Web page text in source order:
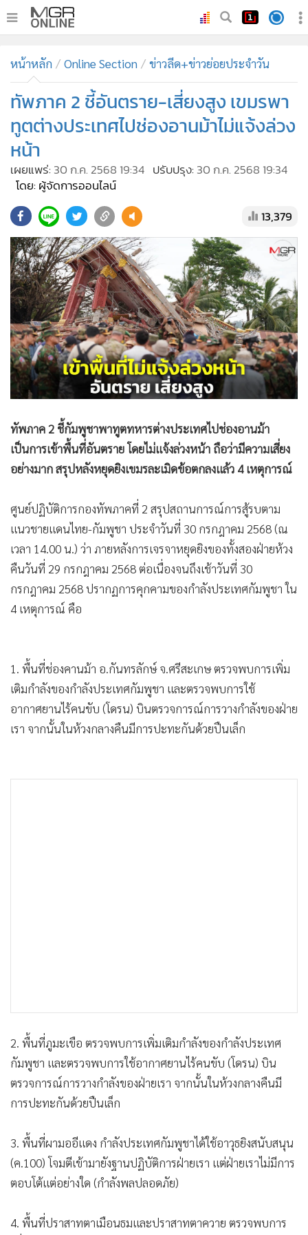
ทันเหตุการณ์
• ภาคใต้
ภูมิภาค
• Online Section
• บันเทิง
ผู้จัดการรายวัน
• ละคร
• CbizReview
• Cyber BIZ
• ผู้จัดกวน
Good health & Well-being
• Green Innovation & SD
• Management & HR
• MGR Live
Infographic
• ท่องเที่ยว
• กีฬา
ต่างประเทศ
Special Scoop
•
เศรษฐกิจ-ธุรกิจ
• จีน
• ชุมชน-คุณภาพชีวิต
• อาชญากรรม
• Motoring
• SMEs
• หุ้น
• อินโดจีน
• กองทุนรวม
• Factcheck
หน้าหลัก Online Section ข่าวลีด+ข่าวย่อยประจำวัน
ทัพภาค 2 ชี้อันตราย-เสี่ยงสูง เขมรพา
ทูตต่างประเทศไปช่องอานม้าไม่แจ้งล่วง
หน้า
เผยแพร่: 30 ก.ค. 2568 19:34 ปรับปรุง: 30 ก.ค. 2568 19:34
โดย: ผู้จัดการออนไลน์
13,379
ทัพภาค 2 ชี้กัมพูชาพาทูตทหารต่างประเทศไปช่องอานม้า
เป็นการเข้าพื้นที่อันตราย โดยไม่แจ้งล่วงหน้า ถือว่ามีความเสี่ยง
อย่างมาก สรุปหลังหยุดยิงเขมรละเมิดข้อตกลงแล้ว 4 เหตุการณ์
ศูนย์ปฏิบัติการกองทัพภาคที่ 2 สรุปสถานการณ์การสู้รบตาม
แนวชายแดนไทย-กัมพูชา ประจำวันที่ 30 กรกฎาคม 2568 (ณ
เวลา 14.00 น.) ว่า ภายหลังการเจรจาหยุดยิงของทั้งสองฝ่ายห้วง
คืนวันที่ 29 กรกฎาคม 2568 ต่อเนื่องจนถึงเช้าวันที่ 30
กรกฎาคม 2568 ปรากฏการคุกคามของกำลังประเทศกัมพูชา ใน
4 เหตุการณ์ คือ
1. พื้นที่ช่องคานม้า อ.กันทรลักษ์ จ.ศรีสะเกษ ตรวจพบการเพิ่ม
เติมกำลังของกำลังประเทศกัมพูชา และตรวจพบการใช้
อากาศยานไร้คนขับ (โดรน) บินตรวจการณ์การวางกำลังของฝ่าย
เรา จากนั้นในห้วงกลางคืนมีการปะทะกันด้วยปืนเล็ก
2. พื้นที่ภูมะเขือ ตรวจพบการเพิ่มเติมกำลังของกำลังประเทศ
กัมพูชา และตรวจพบการใช้อากาศยานไร้คนขับ (โดรน) บิน
ตรวจการณ์การวางกำลังของฝ่ายเรา จากนั้นในห้วงกลางคืนมี
การปะทะกันด้วยปืนเล็ก
3. พื้นที่ผามออีแดง กำลังประเทศกัมพูชาได้ใช้อาวุธยิงสนับสนุน
(ค.100) โจมตีเข้ามายังฐานปฏิบัติการฝ่ายเรา แต่ฝ่ายเราไม่มีการ
ตอบโต้แต่อย่างใด (กำลังพลปลอดภัย)
4. พื้นที่ปราสาทตาเมือนธมและปราสาทตาควาย ตรวจพบการ